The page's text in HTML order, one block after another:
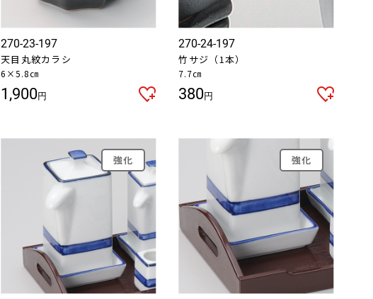
270-23-197
天目丸紋カラシ
6×5.8㎝
1,900円
270-24-197
竹サジ（1本）
7.7㎝
380円
強化 強化